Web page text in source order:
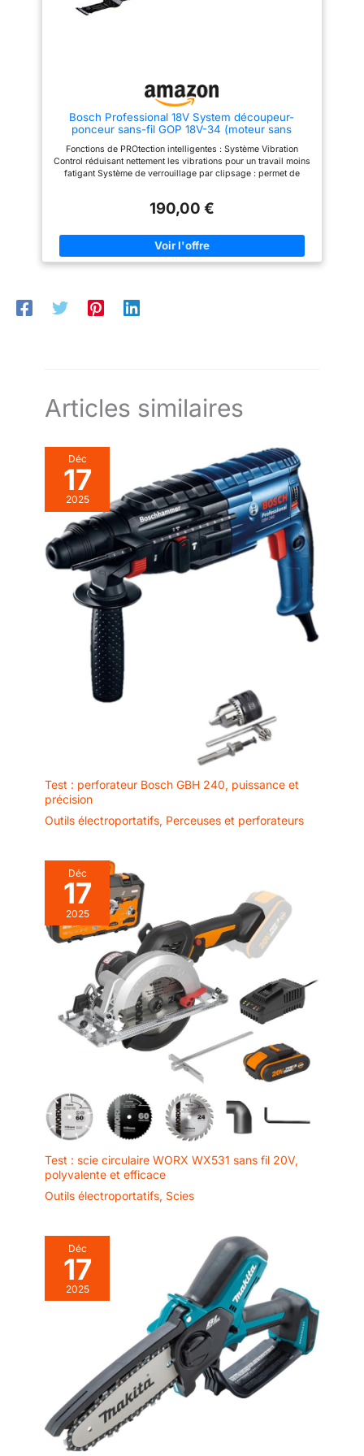
adaptateur d’aspiration, 1 petite
boîte bleue pour les
Bosch Professional 18V System découpeur-
ponceur sans-fil GOP 18V-34 (moteur sans
avec 1 lame plongeante)
Fonctions de PROtection intelligentes : Système Vibration
Control réduisant nettement les vibrations pour un travail moins
fatigant Système de verrouillage par clipsage : permet de
Poignée fine de seulement 180 mm de diamètre assurant une
chargeurs sont entièrement compatibles avec le Professional
18V System Bosch et avec de nombreux autres outils de
l’Alliance batteries multi-marques AMPShare Livré avec : GOP
190,00 €
Articles similaires
Déc
17
2025
Test : perforateur Bosch GBH 240, puissance et
précision
Outils électroportatifs, Perceuses et perforateurs
Déc
17
2025
Test : scie circulaire WORX WX531 sans fil 20V,
polyvalente et efficace
Outils électroportatifs, Scies
Déc
17
2025